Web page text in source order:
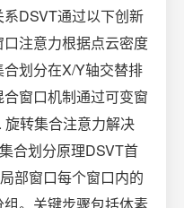
DSVT通过以下创新
注意力根据点云密度
划分在X/Y轴交替排
窗口机制通过可变窗
转集合注意力解决
合划分原理DSVT首
部窗口每个窗口内的
。关键步骤包括体素